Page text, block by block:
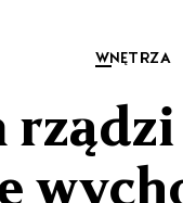
WNĘTRZA